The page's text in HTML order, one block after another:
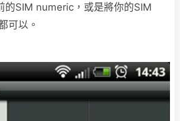
的SIM numeric，或是將你的SIM
可以。